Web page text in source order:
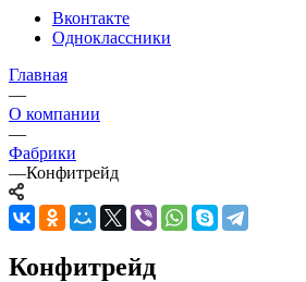
Вконтакте
Одноклассники
Главная
—
О компании
—
Фабрики
—Конфитрейд
Конфитрейд